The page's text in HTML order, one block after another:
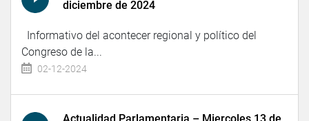
diciembre de 2024
Informativo del acontecer regional y político del
Congreso de la...
02-12-2024